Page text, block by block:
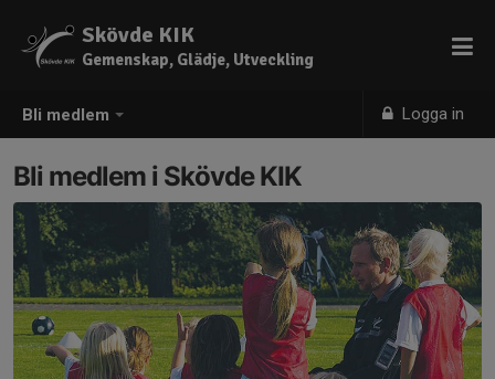
Bli medlem Logga in
Skövde KIK
Gemenskap, Glädje, Utveckling
Bli medlem i Skövde KIK